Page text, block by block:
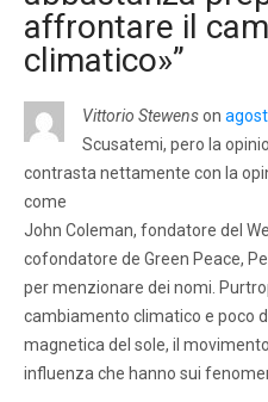
affrontare il
climatico»”
Vittorio Stewenson
Scusatemi, pero la
contrasta nettamente con la
come
John Coleman, fondatore del
cofondatore de Green Peace,
per menzionare dei nomi.
cambiamento climatico e poco
magnetica del sole, il
influenza che hanno sui